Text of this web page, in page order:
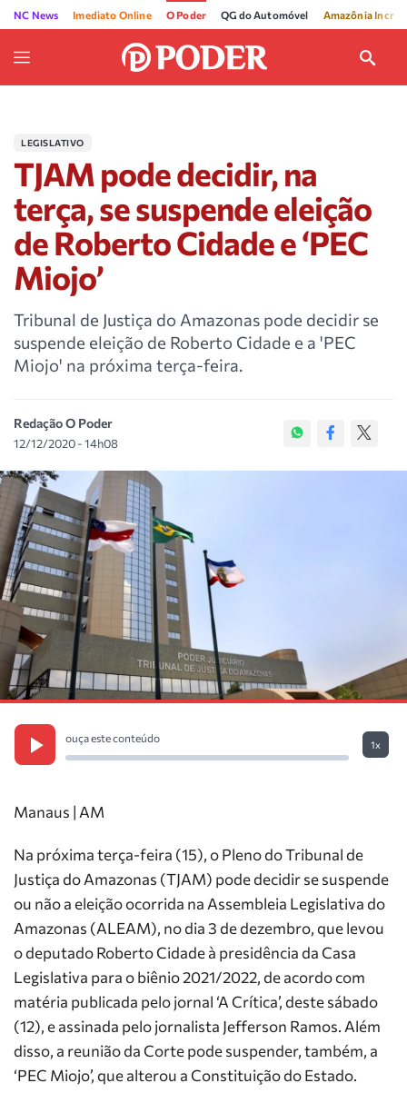
NC News Imediato Online O Poder QG do Automóvel Amazônia
LEGISLATIVO
TJAM pode decidir, na
terça, se suspende eleição
de Roberto Cidade e ‘PEC
Miojo’
Tribunal de Justiça do Amazonas pode decidir se
suspende eleição de Roberto Cidade e a 'PEC
Miojo' na próxima terça-feira.
Redação O Poder
12/12/2020 - 14h08
ouça este conteúdo
1x
Manaus | AM
Na próxima terça-feira (15), o Pleno do Tribunal de
Justiça do Amazonas (TJAM) pode decidir se suspende
ou não a eleição ocorrida na Assembleia Legislativa do
Amazonas (ALEAM), no dia 3 de dezembro, que levou
o deputado Roberto Cidade à presidência da Casa
Legislativa para o biênio 2021/2022, de acordo com
matéria publicada pelo jornal ‘A Crítica’, deste sábado
(12), e assinada pelo jornalista Jefferson Ramos. Além
disso, a reunião da Corte pode suspender, também, a
‘PEC Miojo’, que alterou a Constituição do Estado.